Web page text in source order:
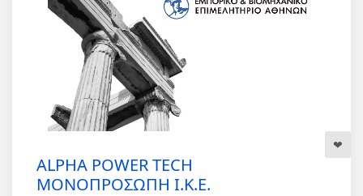
ALPHA POWER TECH
ΜΟΝΟΠΡΟΣΩΠΗ Ι.Κ.Ε.